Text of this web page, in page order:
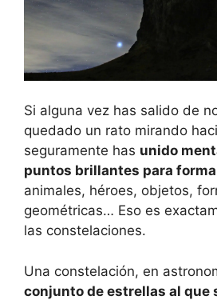
Si alguna vez has salido de
quedado un rato mirando
seguramente has unido
puntos brillantes para
animales, héroes, objetos,
geométricas… Eso es
las constelaciones.
Una constelación, en
conjunto de estrellas al que